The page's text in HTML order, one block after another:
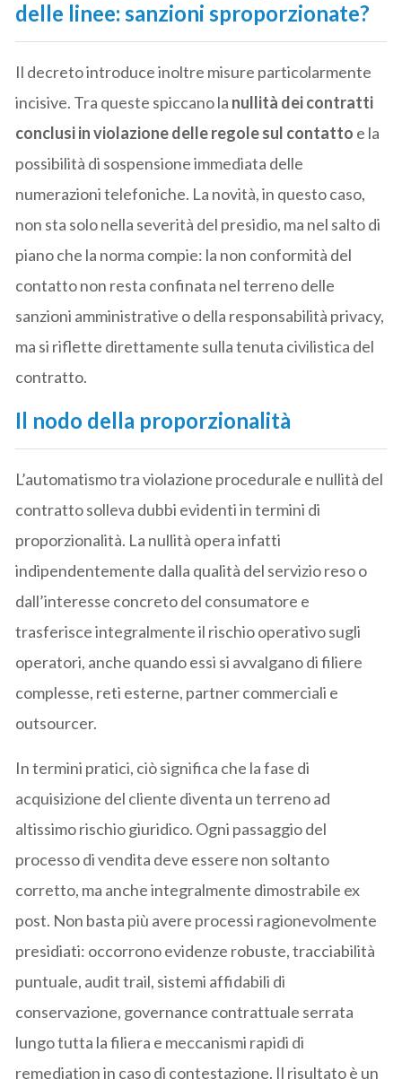
delle linee: sanzioni sproporzionate?
Il decreto introduce inoltre misure particolarmente
incisive. Tra queste spiccano la nullità dei contratti
conclusi in violazione delle regole sul contatto e la
possibilità di sospensione immediata delle
numerazioni telefoniche. La novità, in questo caso,
non sta solo nella severità del presidio, ma nel salto di
piano che la norma compie: la non conformità del
contatto non resta confinata nel terreno delle
sanzioni amministrative o della responsabilità privacy,
ma si riflette direttamente sulla tenuta civilistica del
contratto.
Il nodo della proporzionalità
L’automatismo tra violazione procedurale e nullità del
contratto solleva dubbi evidenti in termini di
proporzionalità. La nullità opera infatti
indipendentemente dalla qualità del servizio reso o
dall’interesse concreto del consumatore e
trasferisce integralmente il rischio operativo sugli
operatori, anche quando essi si avvalgano di filiere
complesse, reti esterne, partner commerciali e
outsourcer.
In termini pratici, ciò significa che la fase di
acquisizione del cliente diventa un terreno ad
altissimo rischio giuridico. Ogni passaggio del
processo di vendita deve essere non soltanto
corretto, ma anche integralmente dimostrabile ex
post. Non basta più avere processi ragionevolmente
presidiati: occorrono evidenze robuste, tracciabilità
puntuale, audit trail, sistemi affidabili di
conservazione, governance contrattuale serrata
lungo tutta la filiera e meccanismi rapidi di
remediation in caso di contestazione. Il risultato è un